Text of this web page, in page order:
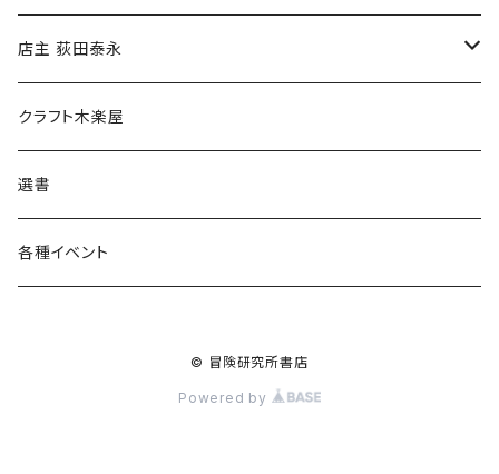
傘
食料品
その他
店主 荻田泰永
書籍
ウェア
クラフト木楽屋
選書
各種イベント
© 冒険研究所書店
Powered by